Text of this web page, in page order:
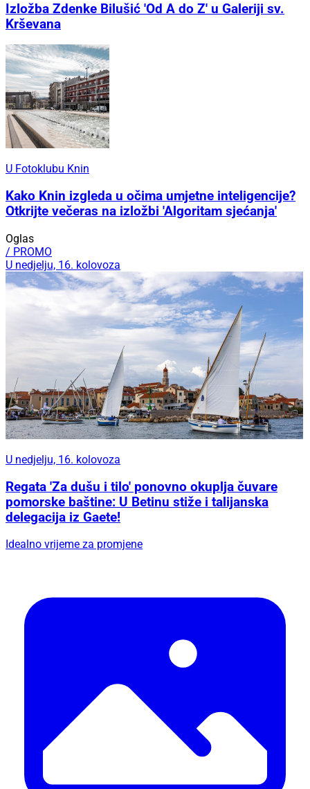
Izložba Zdenke Bilušić 'Od A do Z' u Galeriji sv.
Krševana
U Fotoklubu Knin
Kako Knin izgleda u očima umjetne inteligencije?
Otkrijte večeras na izložbi 'Algoritam sjećanja'
Oglas
/ PROMO
U nedjelju, 16. kolovoza
U nedjelju, 16. kolovoza
Regata 'Za dušu i tilo' ponovno okuplja čuvare
pomorske baštine: U Betinu stiže i talijanska
delegacija iz Gaete!
Idealno vrijeme za promjene